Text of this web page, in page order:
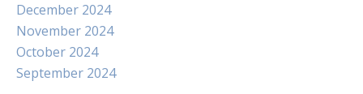
December 2024
November 2024
October 2024
September 2024